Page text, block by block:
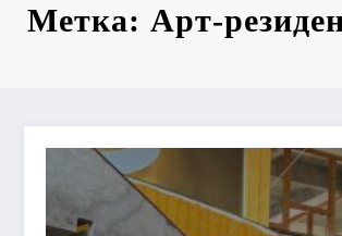
Метка: Арт-